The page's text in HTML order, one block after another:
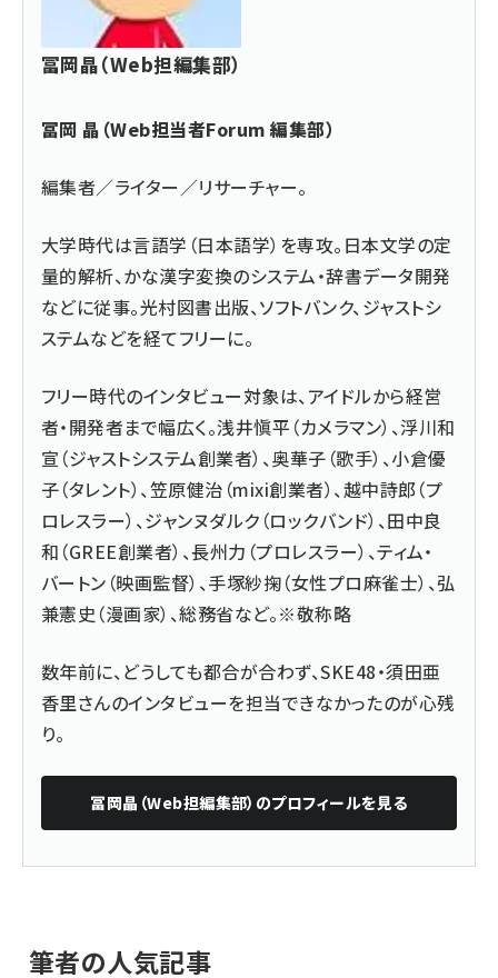
冨岡晶（Web担編集部）
冨岡 晶（Web担当者Forum 編集部）
編集者／ライター／リサーチャー。
大学時代は言語学（日本語学）を専攻。日本文学の定
量的解析、かな漢字変換のシステム・辞書データ開発
などに従事。光村図書出版、ソフトバンク、ジャストシ
ステムなどを経てフリーに。
フリー時代のインタビュー対象は、アイドルから経営
者・開発者まで幅広く。浅井愼平（カメラマン）、浮川和
宣（ジャストシステム創業者）、奥華子（歌手）、小倉優
子（タレント）、笠原健治（mixi創業者）、越中詩郎（プ
ロレスラー）、ジャンヌダルク（ロックバンド）、田中良
和（GREE創業者）、長州力（プロレスラー）、ティム・
バートン（映画監督）、手塚紗掬（女性プロ麻雀士）、弘
兼憲史（漫画家）、総務省など。※敬称略
数年前に、どうしても都合が合わず、SKE48・須田亜
香里さんのインタビューを担当できなかったのが心残
り。
冨岡晶（Web担編集部） のプロフィールを見る
筆者の人気記事